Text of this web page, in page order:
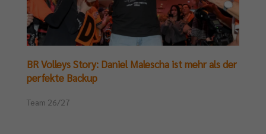
BR Volleys Story: Daniel Malescha ist mehr als der
perfekte Backup
Team 26/27